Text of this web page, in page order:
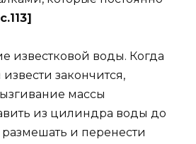
воды. Когда
закончится,
массы
из цилиндра воды до
и перенести